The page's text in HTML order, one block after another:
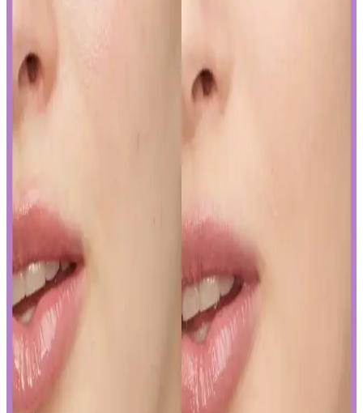
Yapay Zeka ile Kozmetik Sektöründe Yenilikler ve
Sunduğu Faydalar
Seçimi ve Uygulama Yöntemleri
Gözaltı kapatıcısı seçimi ve uygulama teknikleriyle doğal görünüm
yakalamak için hafif ürünler ve doğru uygulama yöntemleri
önemlidir. İnce katmanlar ve uygun tonlar ile göz altlarınızda doğal
parlaklık sağlayabilirsiniz.
Ağız Bakımı ve Hijyenin Temel Unsurları: Günlük
Diş Temizliği ve Koruyucu Ürünler
Diş macunu ve diş fırçası, ağız hijyeninin temel taşlarıdır. Florür
içeren ürünler dişleri güçlendirir, düzenli kullanım sağlıklı gülüşler
sağlar.